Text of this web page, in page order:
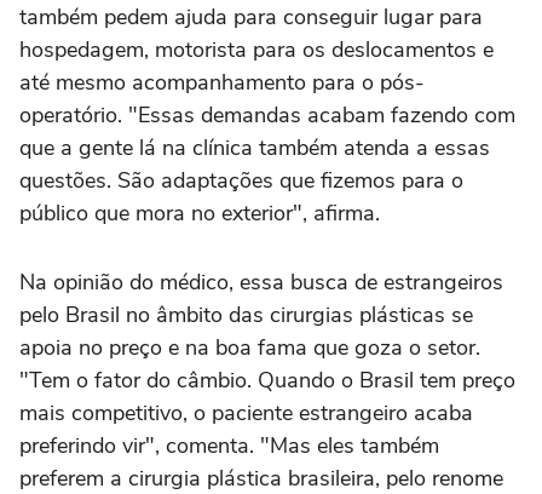
também pedem ajuda para conseguir lugar para
hospedagem, motorista para os deslocamentos e
até mesmo acompanhamento para o pós-
operatório. "Essas demandas acabam fazendo com
que a gente lá na clínica também atenda a essas
questões. São adaptações que fizemos para o
público que mora no exterior", afirma.
Na opinião do médico, essa busca de estrangeiros
pelo Brasil no âmbito das cirurgias plásticas se
apoia no preço e na boa fama que goza o setor.
"Tem o fator do câmbio. Quando o Brasil tem preço
mais competitivo, o paciente estrangeiro acaba
preferindo vir", comenta. "Mas eles também
preferem a cirurgia plástica brasileira, pelo renome